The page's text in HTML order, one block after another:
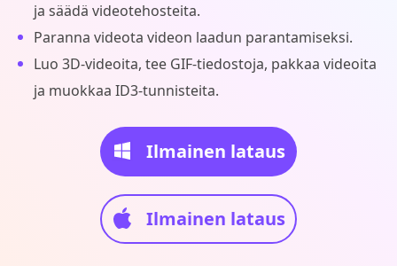
ja säädä videotehosteita.
Paranna videota videon laadun parantamiseksi.
Luo 3D-videoita, tee GIF-tiedostoja, pakkaa videoita
ja muokkaa ID3-tunnisteita.
Ilmainen lataus
Ilmainen lataus